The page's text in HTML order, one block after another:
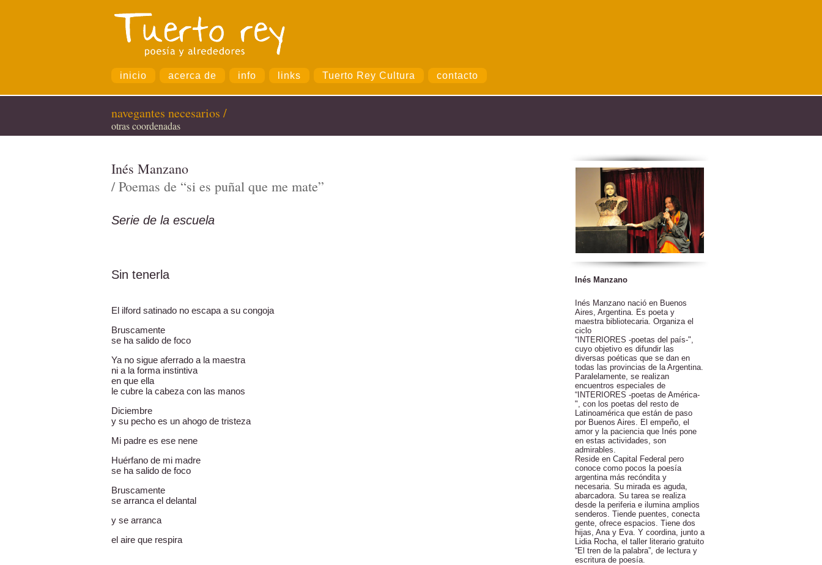
inicio acerca de info links Tuerto Rey Cultura contacto
navegantes necesarios /
otras coordenadas
Inés Manzano
/ Poemas de “si es puñal que me mate”
Serie de la escuela
Sin tenerla
El ilford satinado no escapa a su congoja
Bruscamente
se ha salido de foco
Ya no sigue aferrado a la maestra
ni a la forma instintiva
en que ella
le cubre la cabeza con las manos
Diciembre
y su pecho es un ahogo de tristeza
Mi padre es ese nene
Huérfano de mi madre
se ha salido de foco
Bruscamente
se arranca el delantal
y se arranca
el aire que respira
Inés Manzano
Inés Manzano nació en Buenos
Aires, Argentina. Es poeta y
maestra bibliotecaria. Organiza el
ciclo
“INTERIORES -poetas del país-",
cuyo objetivo es difundir las
diversas poéticas que se dan en
todas las provincias de la Argentina.
Paralelamente, se realizan
encuentros especiales de
“INTERIORES -poetas de América-
", con los poetas del resto de
Latinoamérica que están de paso
por Buenos Aires. El empeño, el
amor y la paciencia que Inés pone
en estas actividades, son
admirables.
Reside en Capital Federal pero
conoce como pocos la poesía
argentina más recóndita y
necesaria. Su mirada es aguda,
abarcadora. Su tarea se realiza
desde la periferia e ilumina amplios
senderos. Tiende puentes, conecta
gente, ofrece espacios. Tiene dos
hijas, Ana y Eva. Y coordina, junto a
Lidia Rocha, el taller literario gratuito
“El tren de la palabra”, de lectura y
escritura de poesía.